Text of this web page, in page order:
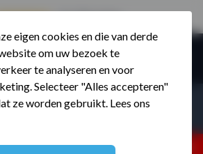
eigen cookies en die van derde
om uw bezoek te
te analyseren en voor
Selecteer "Alles accepteren"
ze worden gebruikt. Lees ons
Gebruik code: